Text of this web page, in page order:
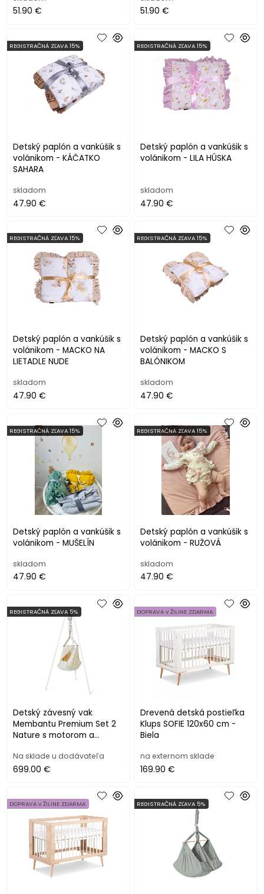
51.90 € 51.90 €
Detský paplón a vankúšik s
volánikom - KÁČATKO
SAHARA
REGISTRAČNÁ ZĽAVA 15%
skladom
47.90 €
Detský paplón a vankúšik s
volánikom - LILA HÚSKA
REGISTRAČNÁ ZĽAVA 15%
skladom
47.90 €
Detský paplón a vankúšik s
volánikom - MACKO NA
LIETADLE NUDE
REGISTRAČNÁ ZĽAVA 15%
skladom
47.90 €
Detský paplón a vankúšik s
volánikom - MACKO S
BALÓNIKOM
REGISTRAČNÁ ZĽAVA 15%
skladom
47.90 €
Detský paplón a vankúšik s
volánikom - MUŠELÍN
REGISTRAČNÁ ZĽAVA 15%
skladom
47.90 €
Detský paplón a vankúšik s
volánikom - RUŽOVÁ
REGISTRAČNÁ ZĽAVA 15%
skladom
47.90 €
Detský závesný vak
Membantu Premium Set 2
Nature s motorom a
REGISTRAČNÁ ZĽAVA 5%
Na sklade u dodávateľa
699.00 €
Drevená detská postieľka
Klups SOFIE 120x60 cm -
Biela
DOPRAVA v ŽILINE ZDARMA
na externom sklade
169.90 €
DOPRAVA v ŽILINE ZDARMA REGISTRAČNÁ ZĽAVA 5%